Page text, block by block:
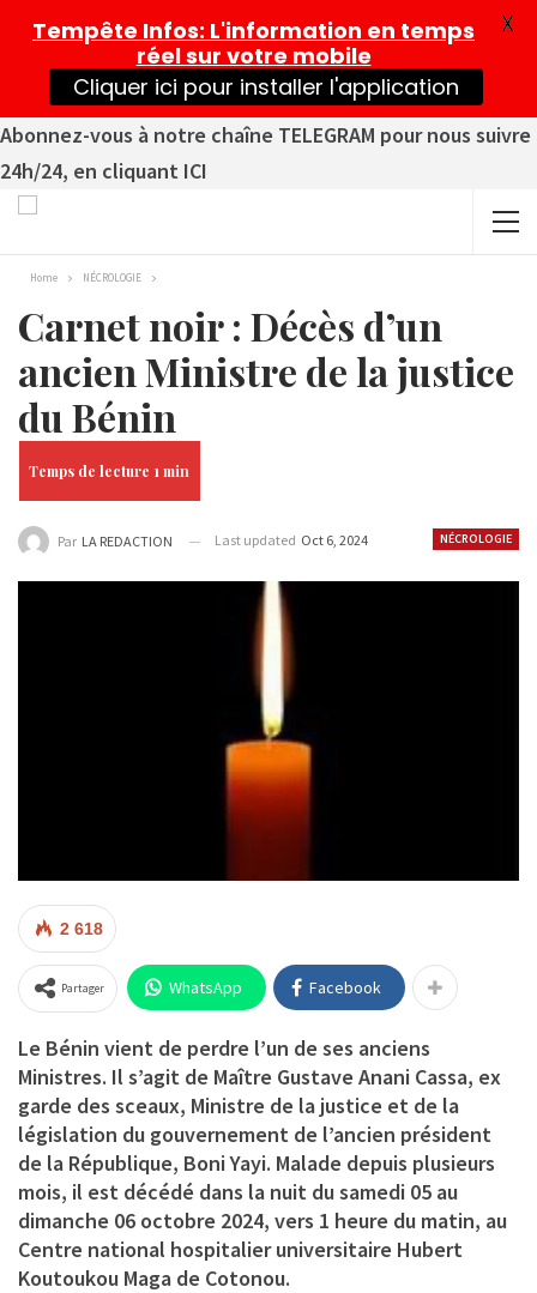
Abonnez-vous à notre chaîne TELEGRAM pour nous suivre
24h/24, en cliquant ICI
Home NÉCROLOGIE
Carnet noir : Décès d’un
ancien Ministre de la justice
du Bénin
NÉCROLOGIE
Par LA REDACTION Last updated Oct 6, 2024
2 618
Partager WhatsApp Facebook
Le Bénin vient de perdre l’un de ses anciens
Ministres. Il s’agit de Maître Gustave Anani Cassa, ex
garde des sceaux, Ministre de la justice et de la
législation du gouvernement de l’ancien président
de la République, Boni Yayi. Malade depuis plusieurs
mois, il est décédé dans la nuit du samedi 05 au
dimanche 06 octobre 2024, vers 1 heure du matin, au
Centre national hospitalier universitaire Hubert
Koutoukou Maga de Cotonou.
Tempête Infos: L'information en temps
réel sur votre mobile
Cliquer ici pour installer l'application
X